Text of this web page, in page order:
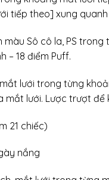
tiếp theo] xung quanh
màu Sô cô la, PS
– 18 điểm Puff.
lưới trong từng
mắt lưới. Lược trượt để
21 chiếc)
nắng